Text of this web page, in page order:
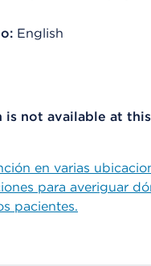
English
is not available at
en varias
para averiguar
pacientes.